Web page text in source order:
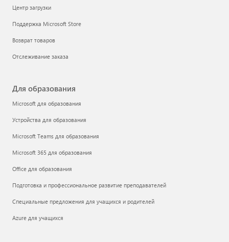
Центр загрузки
Поддержка Microsoft Store
Возврат товаров
Отслеживание заказа
Для образования
Microsoft для образования
Устройства для образования
Microsoft Teams для образования
Microsoft 365 для образования
Office для образования
Подготовка и профессиональное развитие преподавателей
Специальные предложения для учащихся и родителей
Azure для учащихся